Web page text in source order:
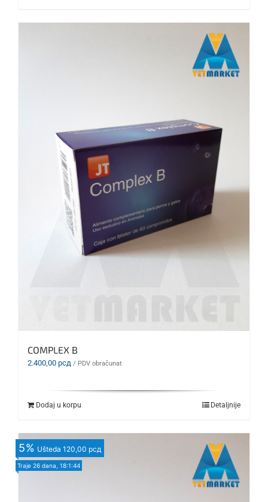
COMPLEX B
2.400,00 рсд / PDV obračunat
Dodaj u korpu Detaljnije
5% Ušteda 120,00 рсд
Traje 26 dana, 18:1:42